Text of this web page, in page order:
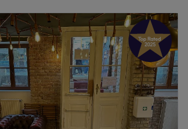
10:00–19:00
10:00 –19:00
10:00 –19:00
10:00 – 19:00
10:00 – 19:00
Geschlossen
nach einem Friseur, der mit seiner